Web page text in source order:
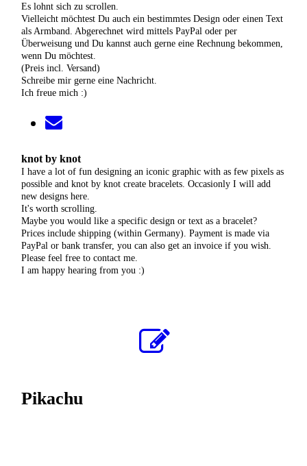
Es lohnt sich zu scrollen.
Vielleicht möchtest Du auch ein bestimmtes Design oder einen Text
als Armband. Abgerechnet wird mittels PayPal oder per
Überweisung und Du kannst auch gerne eine Rechnung bekommen,
wenn Du möchtest.
(Preis incl. Versand)
Schreibe mir gerne eine Nachricht.
Ich freue mich :)
knot by knot
I have a lot of fun designing an iconic graphic with as few pixels as
possible and knot by knot create bracelets. Occasionly I will add
new designs here.
It's worth scrolling.
Maybe you would like a specific design or text as a bracelet?
Prices include shipping (within Germany). Payment is made via
PayPal or bank transfer, you can also get an invoice if you wish.
Please feel free to contact me.
I am happy hearing from you :)
Pikachu